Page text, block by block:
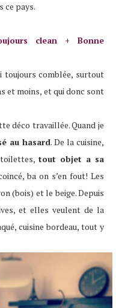
ce pays.
clean + Bonne
comblée, surtout
et moins, et qui donc sont
déco travaillée. Quand je
au hasard. De la cuisine,
tout objet a sa
ba on s’en fout! Les
(bois) et le beige. Depuis
et elles veulent de la
cuisine bordeau, tout y